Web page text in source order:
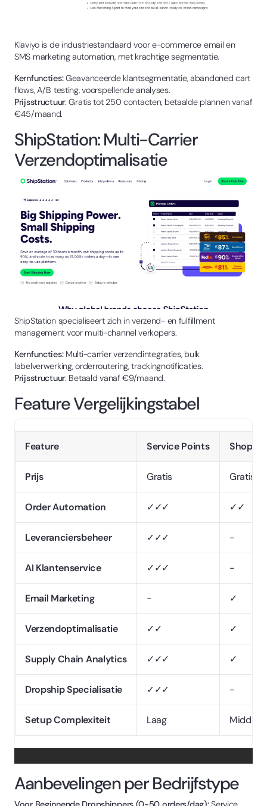
Klaviyo is de industriestandaard voor e-commerce email en
SMS marketing automation, met krachtige segmentatie.
Kernfuncties:Geavanceerde klantsegmentatie, abandoned cart
flows, A/B testing, voorspellende analyses.
Prijsstructuur: Gratis tot 250 contacten, betaalde plannen vanaf
€45/maand.
ShipStation: Multi-Carrier
Verzendoptimalisatie
ShipStation specialiseert zich in verzend- en fulfillment
management voor multi-channel verkopers.
Kernfuncties:Multi-carrier verzendintegraties, bulk
labelverwerking, orderroutering, trackingnotificaties.
Prijsstructuur: Betaald vanaf €9/maand.
Feature Vergelijkingstabel
Feature Service Points Shopify
Prijs Gratis Gratis
Order Automation ✓✓✓ ✓✓
Leveranciersbeheer ✓✓✓ -
AI Klantenservice ✓✓✓ -
Email Marketing - ✓
Verzendoptimalisatie ✓✓ ✓
Supply Chain Analytics ✓✓✓ ✓
Dropship Specialisatie ✓✓✓ -
Setup Complexiteit Laag Middel
Aanbevelingen per Bedrijfstype